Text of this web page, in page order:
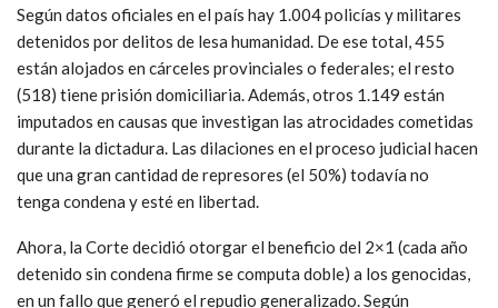
Según datos oficiales en el país hay 1.004 policías y militares
detenidos por delitos de lesa humanidad. De ese total, 455
están alojados en cárceles provinciales o federales; el resto
(518) tiene prisión domiciliaria. Además, otros 1.149 están
imputados en causas que investigan las atrocidades cometidas
durante la dictadura. Las dilaciones en el proceso judicial hacen
que una gran cantidad de represores (el 50%) todavía no
tenga condena y esté en libertad.
Ahora, la Corte decidió otorgar el beneficio del 2×1 (cada año
detenido sin condena firme se computa doble) a los genocidas,
en un fallo que generó el repudio generalizado. Según